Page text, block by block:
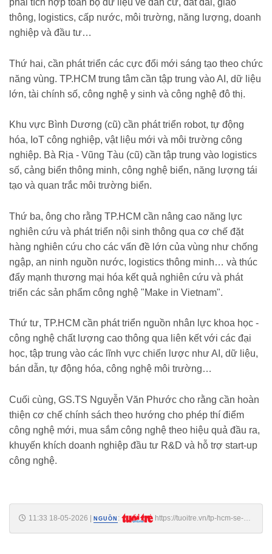
phải tích hợp toàn bộ dữ liệu về dân cư, đất đai, giao
thông, logistics, cấp nước, môi trường, năng lượng, doanh
nghiệp và đầu tư…
Thứ hai, cần phát triển các cực đổi mới sáng tạo theo chức
năng vùng. TP.HCM trung tâm cần tập trung vào AI, dữ liệu
lớn, tài chính số, công nghệ y sinh và công nghệ đô thị.
Khu vực Bình Dương (cũ) cần phát triển robot, tự động
hóa, IoT công nghiệp, vật liệu mới và môi trường công
nghiệp. Bà Rịa - Vũng Tàu (cũ) cần tập trung vào logistics
số, cảng biển thông minh, công nghệ biển, năng lượng tái
tạo và quan trắc môi trường biển.
Thứ ba, ông cho rằng TP.HCM cần nâng cao năng lực
nghiên cứu và phát triển nội sinh thông qua cơ chế đặt
hàng nghiên cứu cho các vấn đề lớn của vùng như chống
ngập, an ninh nguồn nước, logistics thông minh… và thúc
đẩy mạnh thương mại hóa kết quả nghiên cứu và phát
triển các sản phẩm công nghệ "Make in Vietnam".
Thứ tư, TP.HCM cần phát triển nguồn nhân lực khoa học -
công nghệ chất lượng cao thông qua liên kết với các đại
học, tập trung vào các lĩnh vực chiến lược như AI, dữ liệu,
bán dẫn, tự động hóa, công nghệ môi trường…
Cuối cùng, GS.TS Nguyễn Văn Phước cho rằng cần hoàn
thiện cơ chế chính sách theo hướng cho phép thí điểm
công nghệ mới, mua sắm công nghệ theo hiệu quả đầu ra,
khuyến khích doanh nghiệp đầu tư R&D và hỗ trợ start-up
công nghệ.
11:33 18-05-2026 | NGUỒN :
https://tuoitre.vn/tp-hcm-se-